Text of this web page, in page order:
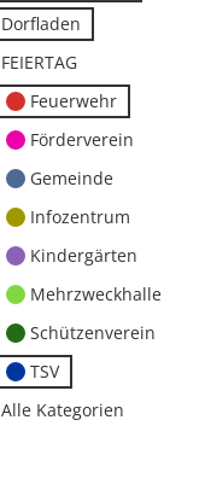
Dorfladen
FEIERTAG
Feuerwehr
Förderverein
Gemeinde
Infozentrum
Kindergärten
Mehrzweckhalle
Schützenverein
TSV
Alle Kategorien